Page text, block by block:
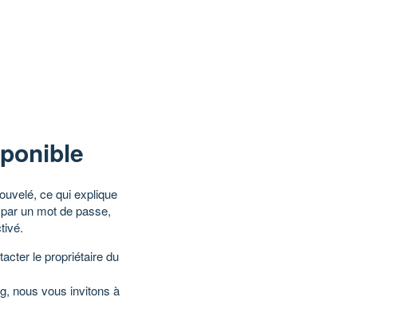
ce qui explique
un mot de passe,
le propriétaire du
nous vous invitons à